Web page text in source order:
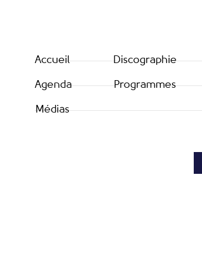
Accueil
Agenda
Médias
Discographie
Programmes